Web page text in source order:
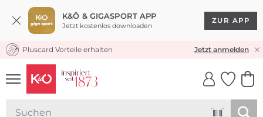
K&Ö & GIGASPORT APP
Jetzt kostenlos downloaden
ZUR APP
KOSTENLOSER VERSAND* & RÜCKVERSAND
Pluscard Vorteile erhalten Jetzt anmelden
UNSERE APP
CLICK &